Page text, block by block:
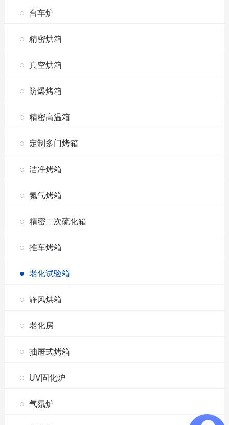
台车炉
精密烘箱
真空烘箱
防爆烤箱
精密高温箱
定制多门烤箱
洁净烤箱
氮气烤箱
精密二次硫化箱
推车烤箱
老化试验箱
静风烘箱
老化房
抽屉式烤箱
UV固化炉
气氛炉